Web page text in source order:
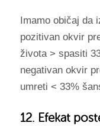
Imamo običaj da
pozitivan okvir
života > spasiti
negativan okvir
umreti < 33%
12. Efekat